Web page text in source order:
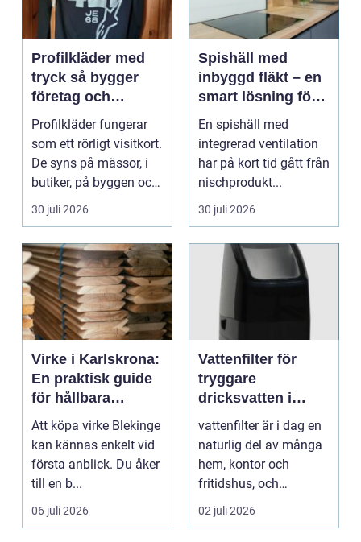
Profilkläder med
tryck så bygger
företag och
klubbar en
starkare identitet
Profilkläder fungerar
som ett rörligt visitkort.
De syns på mässor, i
butiker, på byggen och
längs v...
30 juli 2026
Spishäll med
inbyggd fläkt – en
smart lösning för
moderna kök
En spishäll med
integrerad ventilation
har på kort tid gått från
nischprodukt...
30 juli 2026
Virke i Karlskrona:
En praktisk guide
för hållbara
byggprojekt
Att köpa virke Blekinge
kan kännas enkelt vid
första anblick. Du åker
till en b...
06 juli 2026
Vattenfilter för
tryggare
dricksvatten i
vardagen
vattenfilter är i dag en
naturlig del av många
hem, kontor och
fritidshus, och
intresset ökar för va...
02 juli 2026